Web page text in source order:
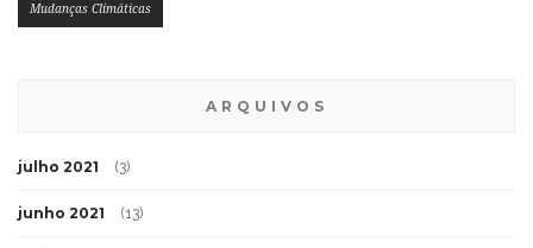
Mudanças Climáticas
ARQUIVOS
julho 2021 (3)
junho 2021 (13)